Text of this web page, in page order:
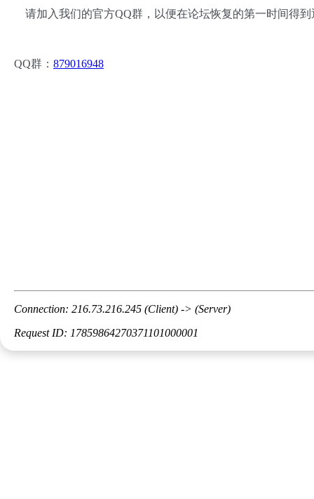
请加入我们的官方QQ群，以便在论坛恢复的第一时间得到
QQ群： 879016948
Connection: 216.73.216.245 (Client) -> (Server)
Request ID: 17859864270371101000001